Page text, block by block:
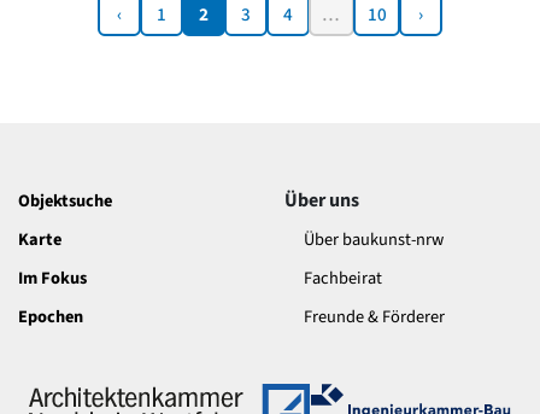
‹ 1 2 3 4 … 10 ›
Objektsuche
Karte
Im Fokus
Epochen
Über uns
Über baukunst-nrw
Fachbeirat
Freunde & Förderer